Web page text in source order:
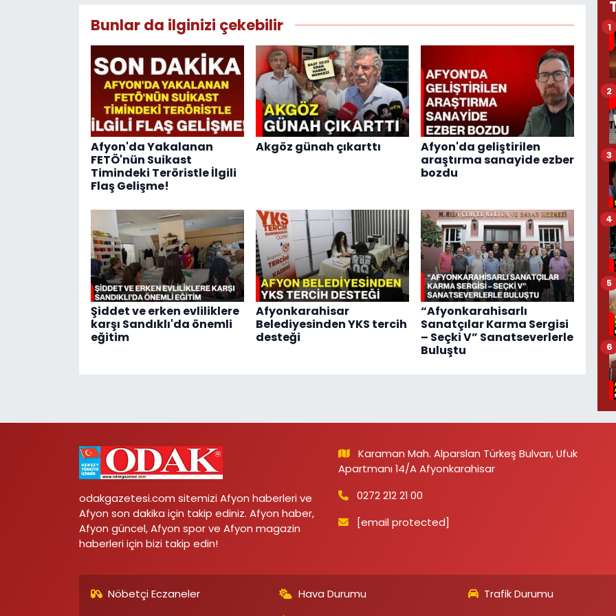
Bunlar da ilginizi çekebilir
Afyon'da Yakalanan
FETÖ'nün Suikast
Timindeki Teröristle İlgili
Flaş Gelişme!
Akgöz günah çıkarttı
Afyon'da geliştirilen
araştırma sanayide ezber
bozdu
Şiddet ve erken evliliklere
karşı Sandıklı'da önemli
eğitim
Afyonkarahisar
Belediyesinden YKS tercih
desteği
“Afyonkarahisarlı
Sanatçılar Karma Sergisi
– Seçki V” Sanatseverlerle
Buluştu
1
2
3
4
5
6
odakgazetesi.com sitemizi Afyon haberleri ve
Afyon son dakika için takip ediniz. Afyon haber,
Afyon güncel, Afyon spor ve Afyon magazin
haberleri için bizi takip edin!
Karaman Mah. Alparslan Türkeş Bulvarı, Ufuk
Apartmanı 14/A Afyonkarahisar
0272 212 21 00
[email protected]
Nöbetçi Eczaneler Hava Durumu Trafik Durumu